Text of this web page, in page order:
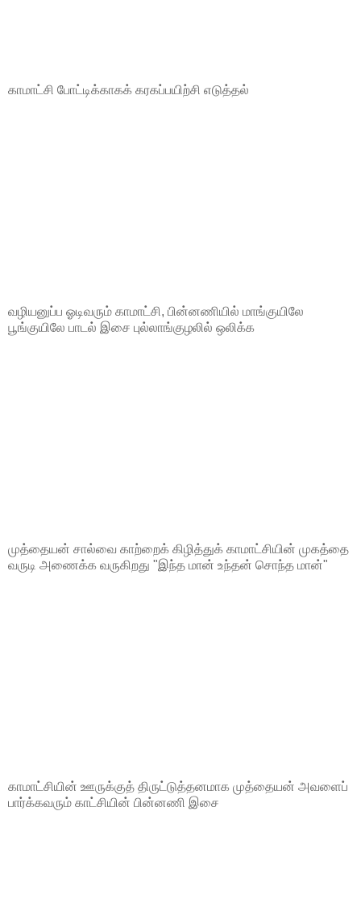
காமாட்சி போட்டிக்காகக் கரகப்பயிற்சி எடுத்தல்
வழியனுப்ப ஓடிவரும் காமாட்சி, பின்னணியில் மாங்குயிலே
பூங்குயிலே பாடல் இசை புல்லாங்குழலில் ஒலிக்க
முத்தையன் சால்வை காற்றைக் கிழித்துக் காமாட்சியின் முகத்தை
வருடி அணைக்க வருகிறது "இந்த மான் உந்தன் சொந்த மான்"
காமாட்சியின் ஊருக்குத் திருட்டுத்தனமாக முத்தையன் அவளைப்
பார்க்கவரும் காட்சியின் பின்னணி இசை